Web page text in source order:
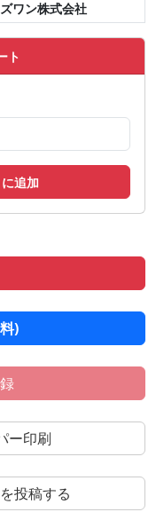
ワン株式会社
ト
追加
)
ー印刷
投稿する